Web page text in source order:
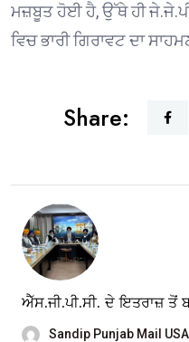
ਮਜ਼ਬੂਤ ਹੋਈ ਹੈ, ਉੱਥੇ ਹੀ
ਵਿਚ ਭਾਰੀ ਗਿਰਾਵਟ ਦਾ
Share:
ਐੱਸ.ਜੀ.ਪੀ.ਸੀ. ਦੇ ਇਤਰਾਜ਼ ਤੋਂ
Sandip Punjab Mail USA